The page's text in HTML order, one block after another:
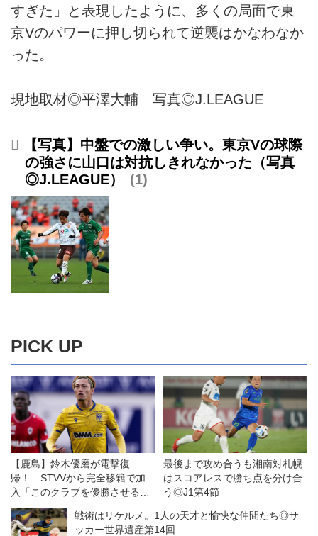
すぎた」と表現したように、多くの局面で東
京Vのパワーに押し切られて逆襲はかなわなか
った。
現地取材◎平澤大輔 写真◎J.LEAGUE
【写真】中盤での激しい争い。東京Vの球際
の強さに山口は対抗しきれなかった（写真
◎J.LEAGUE）
1
PICK UP
【鹿島】鈴木優磨が電撃復
帰！ STVVから完全移籍で加
入「このクラブを優勝させるた
めに帰ってきました」
最後まで攻め合うも湘南対札幌
はスコアレスで勝ち点を分け合
う◎J1第4節
戦術はリケルメ。1人の天才と愉快な仲間たち◎サ
ッカー世界遺産第14回